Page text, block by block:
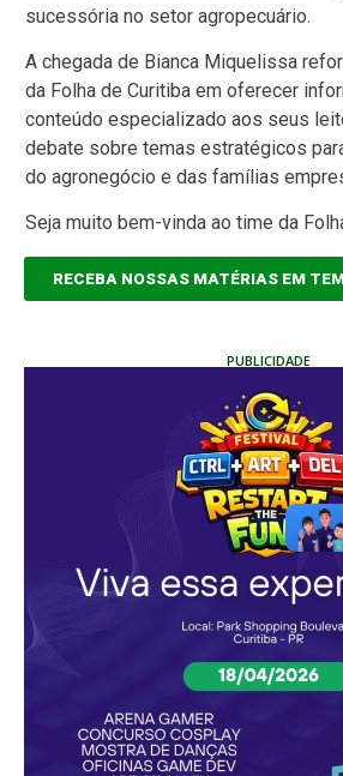
sucessória no setor agropecuário.
A chegada de Bianca Miquelissa
da Folha de Curitiba em oferecer
conteúdo especializado aos seus
debate sobre temas estratégicos
do agronegócio e das famílias
Seja muito bem-vinda ao time da
RECEBA NOSSAS MATÉRIAS EM
PUBLICIDADE